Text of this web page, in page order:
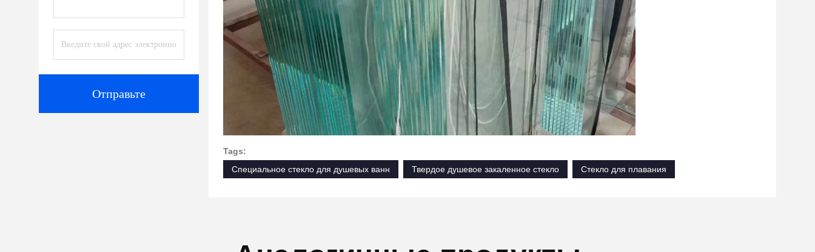
Отправьте
Tags:
Специальное стекло для душевых ванн
Твердое душевое закаленное стекло Стекло для плавания